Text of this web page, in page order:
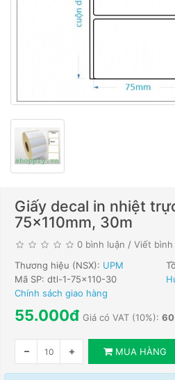
Giấy decal in nhiệt
75x110mm, 30m
0 bình luận / Viết bình
Thương hiệu (NSX): UPM
Mã SP: dtl-1-75x110-30
Chính sách giao hàng
55.000đ Giá có VAT (10%):
MUA HÀNG